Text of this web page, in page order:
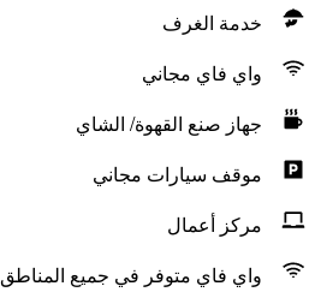
خدمة الغرف
واي فاي مجاني
جهاز صنع القهوة/ الشاي
موقف سيارات مجاني
مركز أعمال
واي فاي متوفر في جميع المناطق